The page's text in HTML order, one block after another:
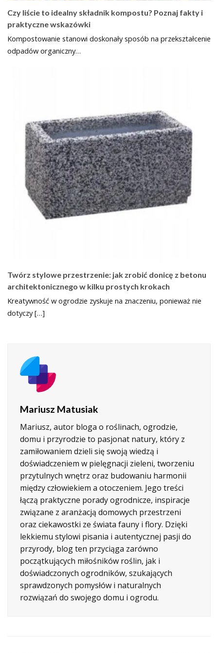
Czy liście to idealny składnik kompostu? Poznaj fakty i
praktyczne wskazówki
Kompostowanie stanowi doskonały sposób na przekształcenie
odpadów organiczny…
Twórz stylowe przestrzenie: jak zrobić donicę z betonu
architektonicznego w kilku prostych krokach
Kreatywność w ogrodzie zyskuje na znaczeniu, ponieważ nie
dotyczy […]
Mariusz Matusiak
Mariusz, autor bloga o roślinach, ogrodzie,
domu i przyrodzie to pasjonat natury, który z
zamiłowaniem dzieli się swoją wiedzą i
doświadczeniem w pielęgnacji zieleni, tworzeniu
przytulnych wnętrz oraz budowaniu harmonii
między człowiekiem a otoczeniem. Jego treści
łączą praktyczne porady ogrodnicze, inspiracje
związane z aranżacją domowych przestrzeni
oraz ciekawostki ze świata fauny i flory. Dzięki
lekkiemu stylowi pisania i autentycznej pasji do
przyrody, blog ten przyciąga zarówno
początkujących miłośników roślin, jak i
doświadczonych ogrodników, szukających
sprawdzonych pomysłów i naturalnych
rozwiązań do swojego domu i ogrodu.